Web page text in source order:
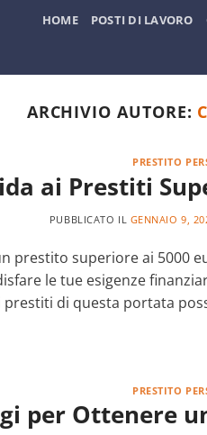
HOME POSTI DI LAVORO
ARCHIVIO AUTORE:
PRESTITO
ai Prestiti
PUBBLICATO IL GENNAIO 9,
prestito superiore ai 5000
le tue esigenze
prestiti di questa portata
PRESTITO
per Ottenere